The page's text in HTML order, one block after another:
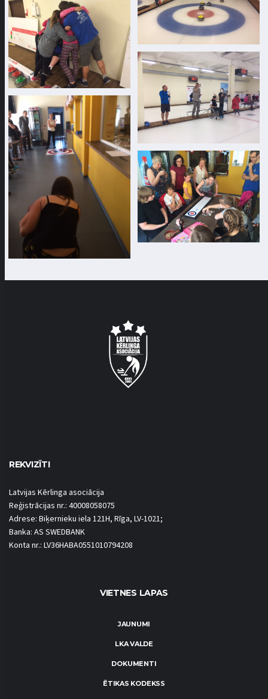
REKVIZĪTI
Latvijas Kērlinga asociācija
Reģistrācijas nr.: 40008058075
Adrese: Biķernieku iela 121H, Rīga, LV-1021;
Banka: AS SWEDBANK
Konta nr.: LV36HABA0551010794208
VIETNES LAPAS
JAUNUMI
LKA VALDE
DOKUMENTI
ĒTIKAS KODEKSS